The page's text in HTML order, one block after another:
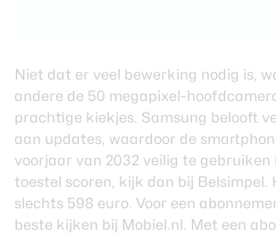
Niet dat er veel bewerking nodig is,
andere de 50 megapixel-
prachtige kiekjes. Samsung belooft
aan updates, waardoor de
voorjaar van 2032 veilig te gebruiken
toestel scoren, kijk dan bij Belsimpel.
slechts 598 euro. Voor een
beste kijken bij Mobiel.nl. Met een